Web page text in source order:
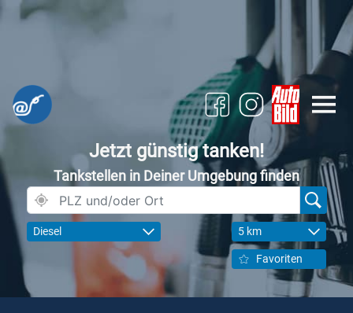
Jetzt günstig tanken!
Tankstellen in Deiner Umgebung finden
Diesel 5 km
Favoriten